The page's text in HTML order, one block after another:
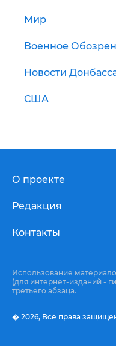
Мир
Военное
Новости
США
О проекте
Редакция
Контакты
Использование
(для интернет-изданий -
третьего абзаца.
� 2026, Все права